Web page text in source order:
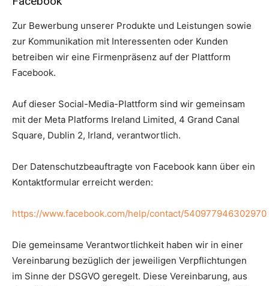
Zur Bewerbung unserer Produkte und Leistungen sowie
zur Kommunikation mit Interessenten oder Kunden
betreiben wir eine Firmenpräsenz auf der Plattform
Facebook.
Auf dieser Social-Media-Plattform sind wir gemeinsam
mit der Meta Platforms Ireland Limited, 4 Grand Canal
Square, Dublin 2, Irland, verantwortlich.
Der Datenschutzbeauftragte von Facebook kann über ein
Kontaktformular erreicht werden:
https://www.facebook.com/help/contact/540977946302970
Die gemeinsame Verantwortlichkeit haben wir in einer
Vereinbarung bezüglich der jeweiligen Verpflichtungen
im Sinne der DSGVO geregelt. Diese Vereinbarung, aus